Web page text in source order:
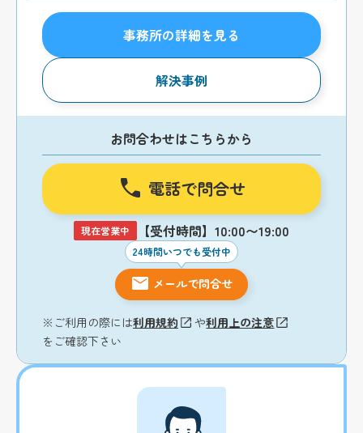
事務所の詳細を見る
解決事例
お問合わせはこちらから
電話で問合せ
現在営業中 【受付時間】10:00〜19:00
24時間いつでも受付中
メールで問合せ
※ご利用の際には利用規約 や利用上の注意
をご確認下さい